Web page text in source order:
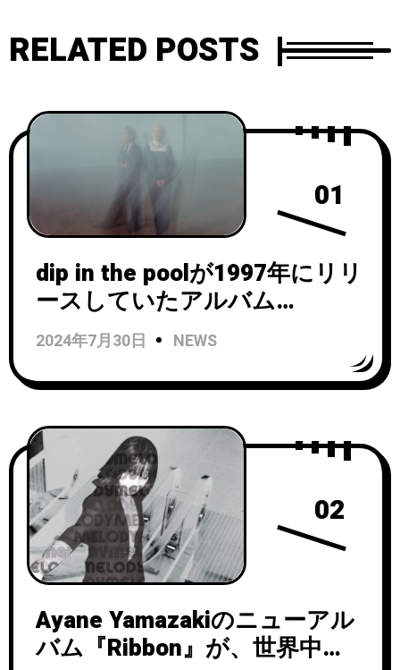
RELATED POSTS
01
dip in the poolが1997年にリリ
ースしていたアルバム
『Wonder 8』を現代にアップ
デートした作品『8 red noW』
が10/20リリース決定！ツアー
る、10月8日Billboard Live
TOKYOでのワンマン・ライヴ
会場で先行発売
2024年7月30日 NEWS
02
Ayane Yamazakiのニューアル
バム『Ribbon』が、世界中の